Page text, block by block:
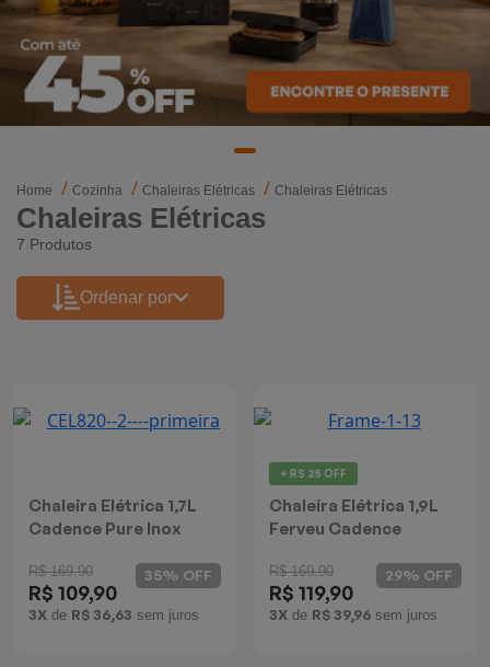
Home Cozinha Chaleiras Elétricas Chaleiras Elétricas
Chaleiras Elétricas
7 Produtos
Ordenar por
Chaleira Elétrica 1,7L
Cadence Pure Inox
R$ 169,90
R$ 109,90
3X de R$ 36,63 sem juros
35% OFF
+ R$ 25 OFF
Chaleira Elétrica 1,9L
Ferveu Cadence
R$ 169,90
R$ 119,90
3X de R$ 39,96 sem juros
29% OFF
Fritadeiras
Mixers
Coifas
Panelas Elétricas
Máquina de Waffle
Batedeiras